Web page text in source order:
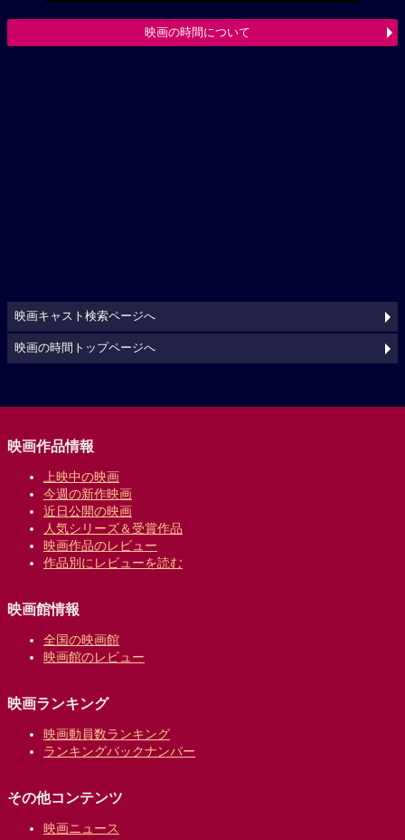
映画の時間について
映画キャスト検索ページへ
映画の時間トップページへ
映画作品情報
上映中の映画
今週の新作映画
近日公開の映画
人気シリーズ＆受賞作品
映画作品のレビュー
作品別にレビューを読む
映画館情報
全国の映画館
映画館のレビュー
映画ランキング
映画動員数ランキング
ランキングバックナンバー
その他コンテンツ
映画ニュース